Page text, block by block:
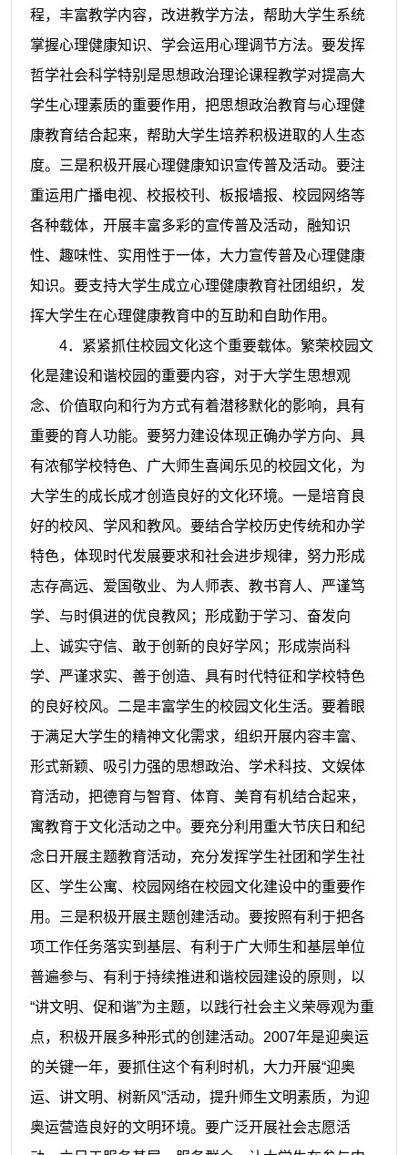
程，丰富教学内容，改进教学方法，帮助大学生系统
掌握心理健康知识、学会运用心理调节方法。要发挥
哲学社会科学特别是思想政治理论课程教学对提高大
学生心理素质的重要作用，把思想政治教育与心理健
康教育结合起来，帮助大学生培养积极进取的人生态
度。三是积极开展心理健康知识宣传普及活动。要注
重运用广播电视、校报校刊、板报墙报、校园网络等
各种载体，开展丰富多彩的宣传普及活动，融知识
性、趣味性、实用性于一体，大力宣传普及心理健康
知识。要支持大学生成立心理健康教育社团组织，发
挥大学生在心理健康教育中的互助和自助作用。
4．紧紧抓住校园文化这个重要载体。繁荣校园文
化是建设和谐校园的重要内容，对于大学生思想观
念、价值取向和行为方式有着潜移默化的影响，具有
重要的育人功能。要努力建设体现正确办学方向、具
有浓郁学校特色、广大师生喜闻乐见的校园文化，为
大学生的成长成才创造良好的文化环境。一是培育良
好的校风、学风和教风。要结合学校历史传统和办学
特色，体现时代发展要求和社会进步规律，努力形成
志存高远、爱国敬业、为人师表、教书育人、严谨笃
学、与时俱进的优良教风；形成勤于学习、奋发向
上、诚实守信、敢于创新的良好学风；形成崇尚科
学、严谨求实、善于创造、具有时代特征和学校特色
的良好校风。二是丰富学生的校园文化生活。要着眼
于满足大学生的精神文化需求，组织开展内容丰富、
形式新颖、吸引力强的思想政治、学术科技、文娱体
育活动，把德育与智育、体育、美育有机结合起来，
寓教育于文化活动之中。要充分利用重大节庆日和纪
念日开展主题教育活动，充分发挥学生社团和学生社
区、学生公寓、校园网络在校园文化建设中的重要作
用。三是积极开展主题创建活动。要按照有利于把各
项工作任务落实到基层、有利于广大师生和基层单位
普遍参与、有利于持续推进和谐校园建设的原则，以
“讲文明、促和谐”为主题，以践行社会主义荣辱观为重
点，积极开展多种形式的创建活动。 2007年是迎奥运
的关键一年，要抓住这个有利时机，大力开展“迎奥
运、讲文明、树新风”活动，提升师生文明素质，为迎
奥运营造良好的文明环境。要广泛开展社会志愿活